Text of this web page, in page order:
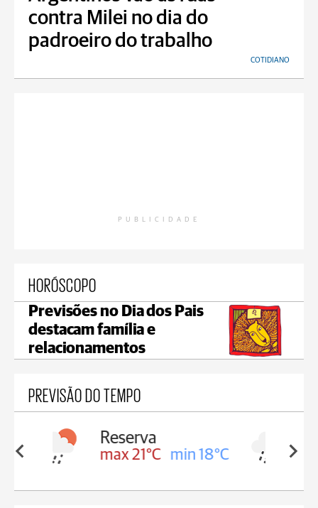
contra Milei no dia do
padroeiro do trabalho
COTIDIANO
PUBLICIDADE
HORÓSCOPO
Previsões no Dia dos Pais
destacam família e
relacionamentos
PREVISÃO DO TEMPO
18°C
Irati
max 20°C min 18°C